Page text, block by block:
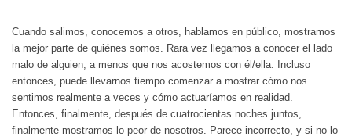
Cuando salimos, conocemos a otros, hablamos en público, mostramos
la mejor parte de quiénes somos. Rara vez llegamos a conocer el lado
malo de alguien, a menos que nos acostemos con él/ella. Incluso
entonces, puede llevarnos tiempo comenzar a mostrar cómo nos
sentimos realmente a veces y cómo actuaríamos en realidad.
Entonces, finalmente, después de cuatrocientas noches juntos,
finalmente mostramos lo peor de nosotros. Parece incorrecto, y si no lo